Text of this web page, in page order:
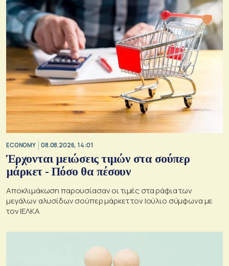
ECONOMY 08.08.2026, 14:01
Έρχονται μειώσεις τιμών στα σούπερ
μάρκετ - Πόσο θα πέσουν
Αποκλιμάκωση παρουσίασαν οι τιμές στα ράφια των
μεγάλων αλυσίδων σούπερ μάρκετ τον Ιούλιο σύμφωνα με
τον ΙΕΛΚΑ